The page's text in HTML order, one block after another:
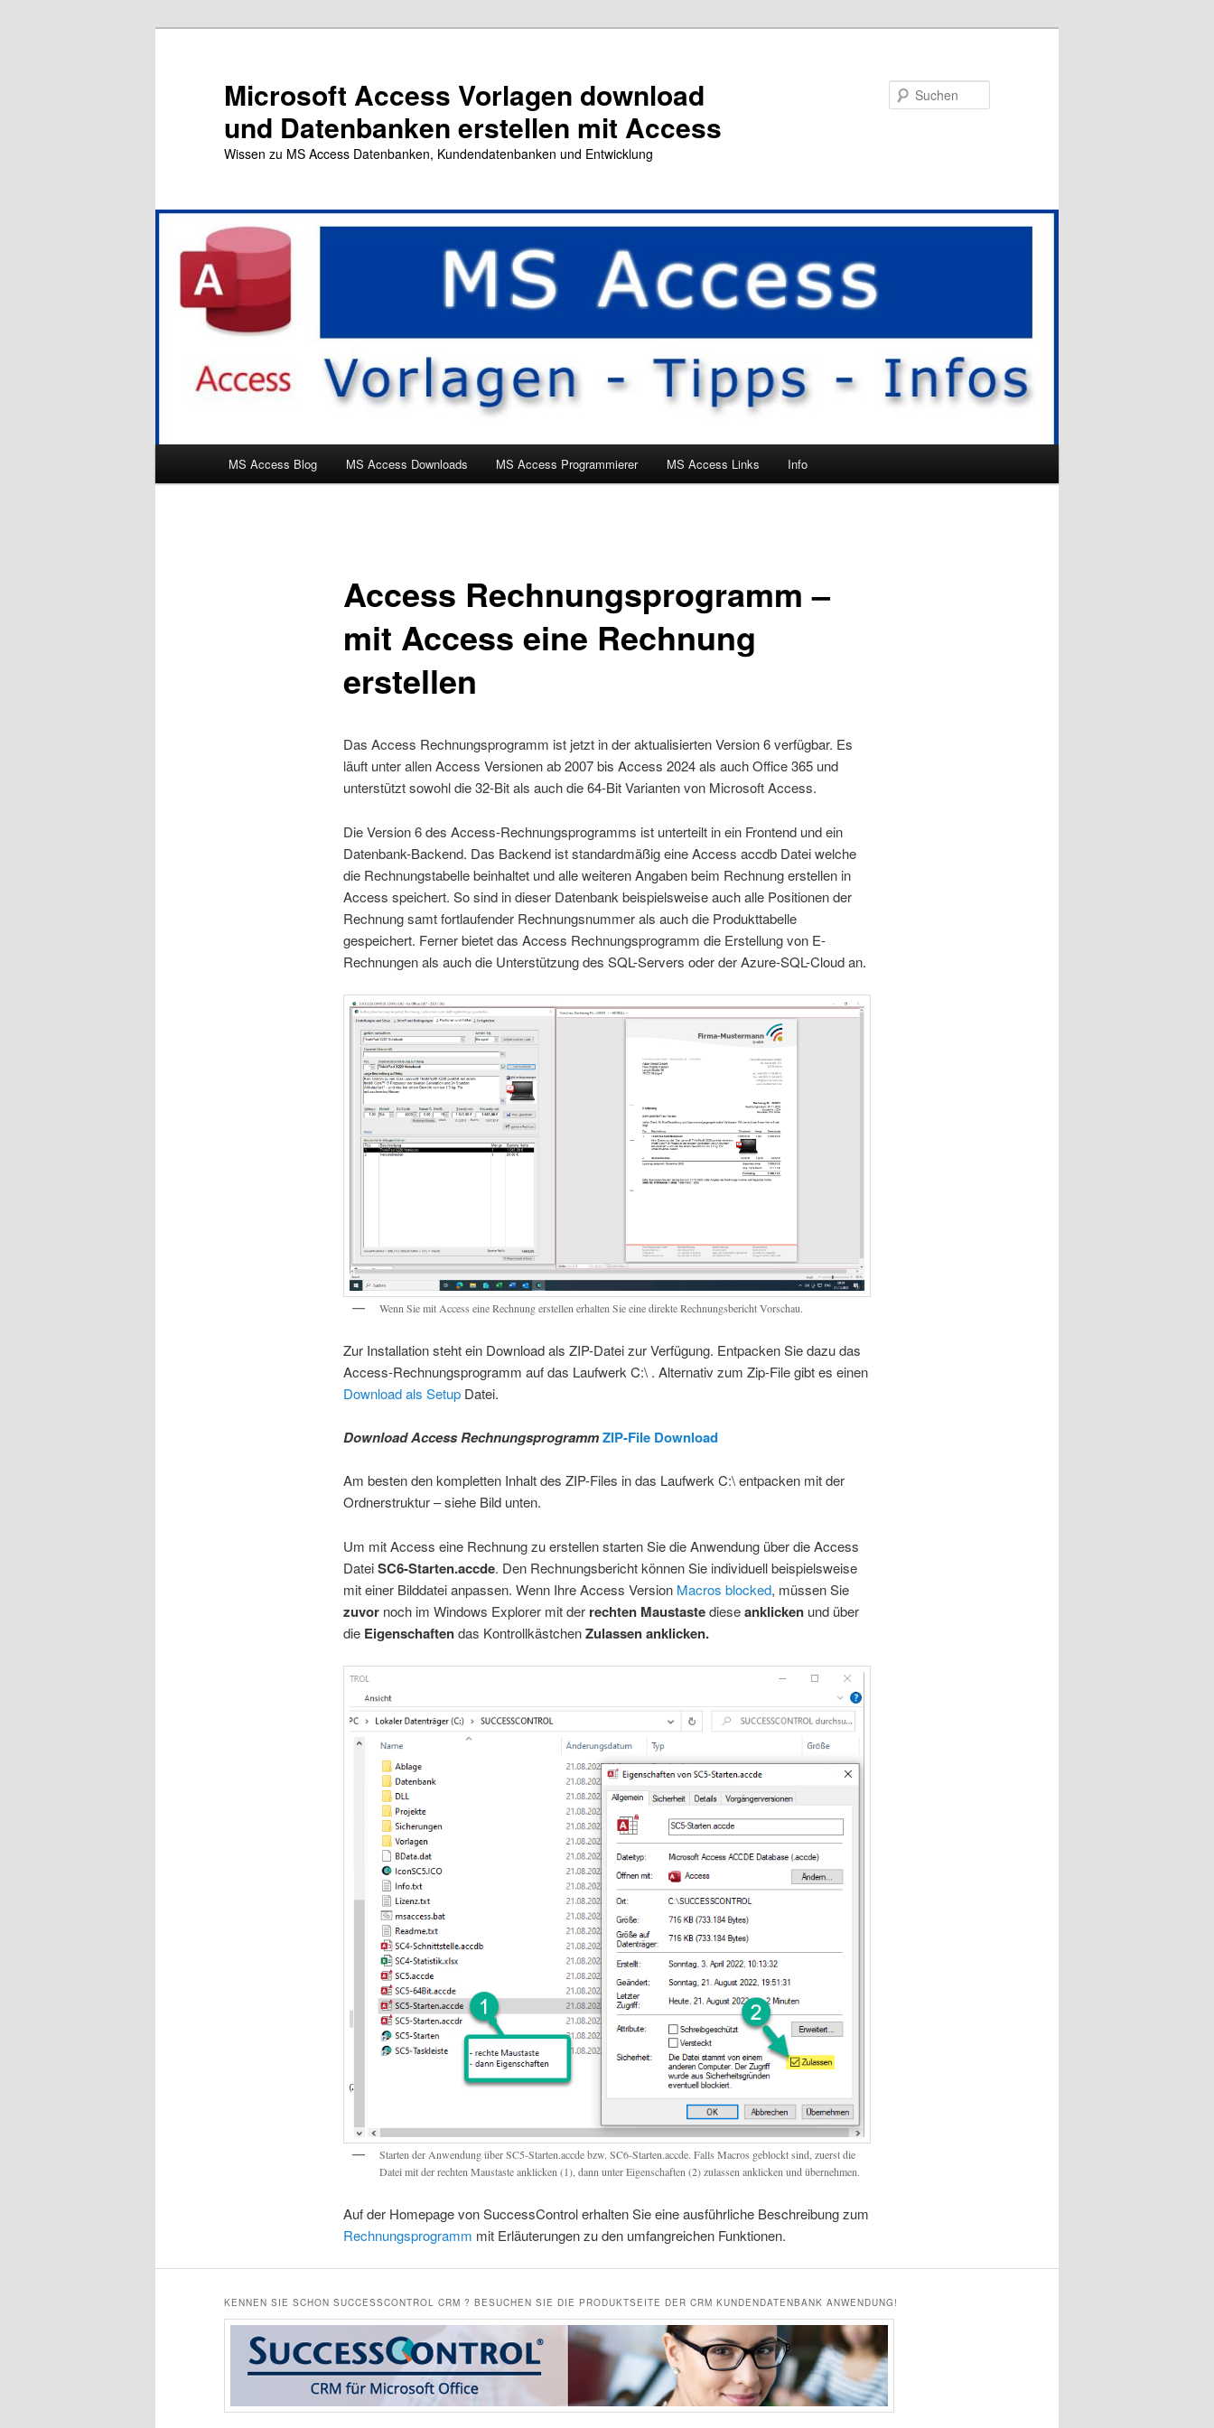
Microsoft Access Vorlagen download
und Datenbanken erstellen mit Access
Wissen zu MS Access Datenbanken, Kundendatenbanken und Entwicklung
MS Access Blog MS Access Downloads MS Access Programmierer MS Access Links Info
Access Rechnungsprogramm –
mit Access eine Rechnung
erstellen
Das Access Rechnungsprogramm ist jetzt in der aktualisierten Version 6 verfügbar. Es
läuft unter allen Access Versionen ab 2007 bis Access 2024 als auch Office 365 und
unterstützt sowohl die 32-Bit als auch die 64-Bit Varianten von Microsoft Access.
Die Version 6 des Access-Rechnungsprogramms ist unterteilt in ein Frontend und ein
Datenbank-Backend. Das Backend ist standardmäßig eine Access accdb Datei welche
die Rechnungstabelle beinhaltet und alle weiteren Angaben beim Rechnung erstellen in
Access speichert. So sind in dieser Datenbank beispielsweise auch alle Positionen der
Rechnung samt fortlaufender Rechnungsnummer als auch die Produkttabelle
gespeichert. Ferner bietet das Access Rechnungsprogramm die Erstellung von E-
Rechnungen als auch die Unterstützung des SQL-Servers oder der Azure-SQL-Cloud an.
Wenn Sie mit Access eine Rechnung erstellen erhalten Sie eine direkte Rechnungsbericht Vorschau.
Zur Installation steht ein Download als ZIP-Datei zur Verfügung. Entpacken Sie dazu das
Access-Rechnungsprogramm auf das Laufwerk C:\ . Alternativ zum Zip-File gibt es einen
Download als Setup Datei.
Download Access RechnungsprogrammZIP-File Download
Am besten den kompletten Inhalt des ZIP-Files in das Laufwerk C:\ entpacken mit der
Ordnerstruktur – siehe Bild unten.
Um mit Access eine Rechnung zu erstellen starten Sie die Anwendung über die Access
DateiSC6-Starten.accde. Den Rechnungsbericht können Sie individuell beispielsweise
mit einer Bilddatei anpassen. Wenn Ihre Access Version Macros blocked, müssen Sie
zuvor noch im Windows Explorer mit der rechten Maustastedieseanklicken und über
die Eigenschaftendas KontrollkästchenZulassen anklicken.
Starten der Anwendung über SC5-Starten.accde bzw. SC6-Starten.accde. Falls Macros geblockt sind, zuerst die
Datei mit der rechten Maustaste anklicken (1), dann unter Eigenschaften (2) zulassen anklicken und übernehmen.
Auf der Homepage von SuccessControl erhalten Sie eine ausführliche Beschreibung zum
Rechnungsprogramm mit Erläuterungen zu den umfangreichen Funktionen.
KENNEN SIE SCHON SUCCESSCONTROL CRM ? BESUCHEN SIE DIE PRODUKTSEITE DER CRM KUNDENDATENBANK ANWENDUNG!